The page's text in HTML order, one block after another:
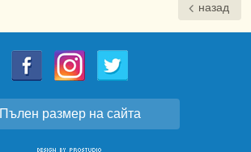
назад
Пълен размер на сайта